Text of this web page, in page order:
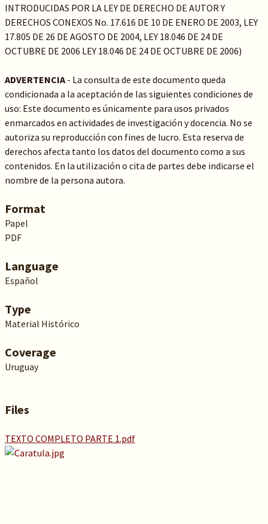
INTRODUCIDAS POR LA LEY DE DERECHO DE AUTOR Y
DERECHOS CONEXOS No. 17.616 DE 10 DE ENERO DE 2003, LEY
17.805 DE 26 DE AGOSTO DE 2004, LEY 18.046 DE 24 DE
OCTUBRE DE 2006 LEY 18.046 DE 24 DE OCTUBRE DE 2006)
ADVERTENCIA- La consulta de este documento queda
condicionada a la aceptación de las siguientes condiciones de
uso: Este documento es únicamente para usos privados
enmarcados en actividades de investigación y docencia. No se
autoriza su reproducción con fines de lucro. Esta reserva de
derechos afecta tanto los datos del documento como a sus
contenidos. En la utilización o cita de partes debe indicarse el
nombre de la persona autora.
Format
Papel
PDF
Language
Español
Type
Material Histórico
Coverage
Uruguay
Files
TEXTO COMPLETO PARTE 1.pdf